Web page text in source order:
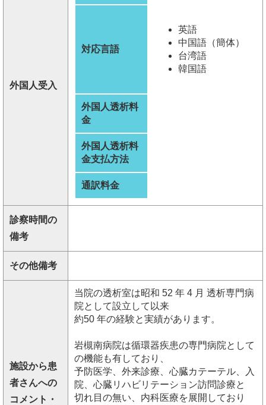
外国人受入
対応言語
英語
中国語（簡体）
台湾語
韓国語
外国人透析料
金
外国人透析料
金支払方法
通訳料金
診察時間の
備考
その他備考
施設から患
者さんへの
コメント・
当院の透析室は昭和 52 年 4 月 透析専門病
院として設立して以来
約50 年の経験と実績があります。
岩槻南病院は循環器疾患の専門病院として
の機能も有しており、
予防医学、外来診療、心臓カテーテル、入
院、心臓リハビリテーション訪問診療と
切れ目の無い、内科医療を展開しており